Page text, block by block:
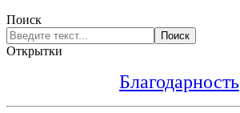
Поиск
Поиск
Открытки
Благодарность